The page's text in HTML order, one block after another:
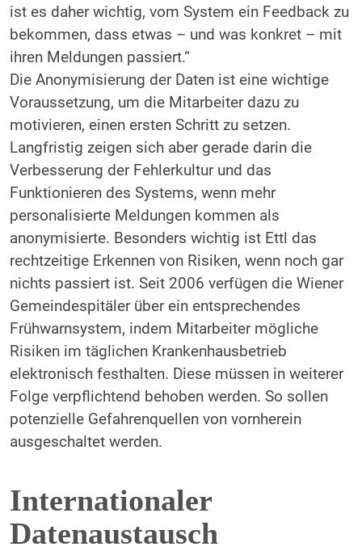
ist es daher wichtig, vom System ein Feedback zu
bekommen, dass etwas – und was konkret – mit
ihren Meldungen passiert.“
Die Anonymisierung der Daten ist eine wichtige
Voraussetzung, um die Mitarbeiter dazu zu
motivieren, einen ersten Schritt zu setzen.
Langfristig zeigen sich aber gerade darin die
Verbesserung der Fehlerkultur und das
Funktionieren des Systems, wenn mehr
personalisierte Meldungen kommen als
anonymisierte. Besonders wichtig ist Ettl das
rechtzeitige Erkennen von Risiken, wenn noch gar
nichts passiert ist. Seit 2006 verfügen die Wiener
Gemeindespitäler über ein entsprechendes
Frühwarnsystem, indem Mitarbeiter mögliche
Risiken im täglichen Krankenhausbetrieb
elektronisch festhalten. Diese müssen in weiterer
Folge verpflichtend behoben werden. So sollen
potenzielle Gefahrenquellen von vornherein
ausgeschaltet werden.
Internationaler
Datenaustausch